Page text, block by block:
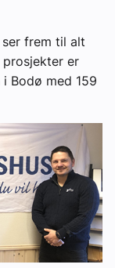
ser frem til alt
er
Bodø med 159